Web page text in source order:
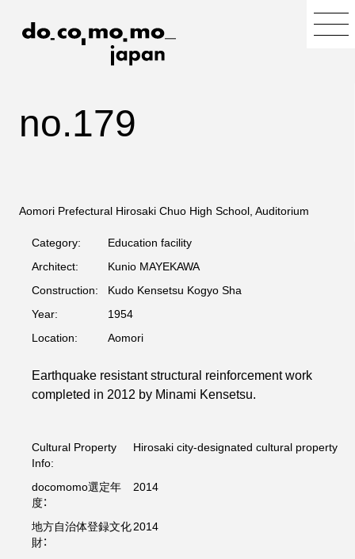
no.179
Aomori Prefectural Hirosaki Chuo High School, Auditorium
Category:
Education facility
Architect:
Kunio MAYEKAWA
Construction:
Kudo Kensetsu Kogyo Sha
Year:
1954
Location:
Aomori
Earthquake resistant structural reinforcement work
completed in 2012 by Minami Kensetsu.
Cultural Property
Info:
Hirosaki city-designated cultural property
docomomo選定年
度：
2014
地方自治体登録文化
財：
2014